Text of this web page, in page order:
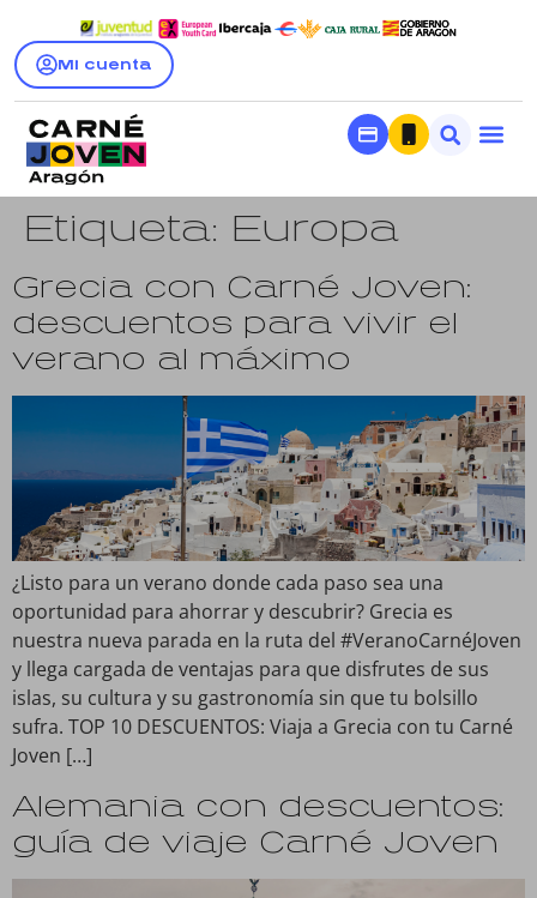
Mi cuenta
Etiqueta: Europa
Grecia con Carné Joven:
descuentos para vivir el
verano al máximo
¿Listo para un verano donde cada paso sea una
oportunidad para ahorrar y descubrir? Grecia es
nuestra nueva parada en la ruta del #VeranoCarnéJoven
y llega cargada de ventajas para que disfrutes de sus
islas, su cultura y su gastronomía sin que tu bolsillo
sufra. TOP 10 DESCUENTOS: Viaja a Grecia con tu Carné
Joven […]
Alemania con descuentos:
guía de viaje Carné Joven